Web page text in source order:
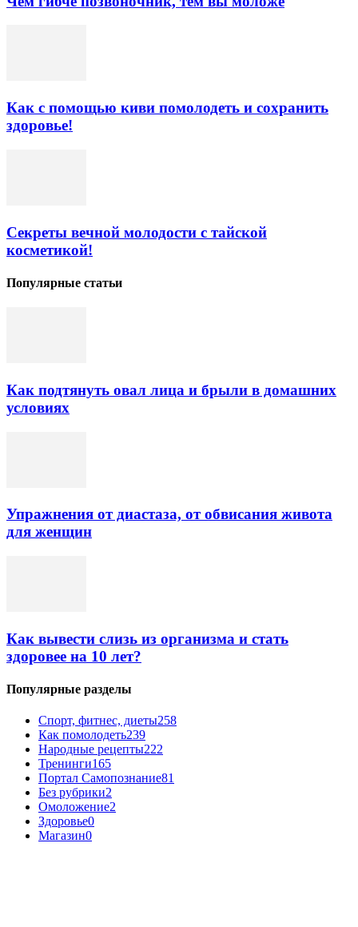
Как с помощью киви помолодеть и сохранить
здоровье!
Секреты вечной молодости с тайской
косметикой!
Популярные статьи
Как подтянуть овал лица и брыли в домашних
условиях
Упражнения от диастаза, от обвисания живота
для женщин
Как вывести слизь из организма и стать
здоровее на 10 лет?
Популярные разделы
Спорт, фитнес, диеты258
Как помолодеть239
Народные рецепты222
Тренинги165
Портал Самопознание81
Без рубрики2
Омоложение2
Здоровье0
Магазин0